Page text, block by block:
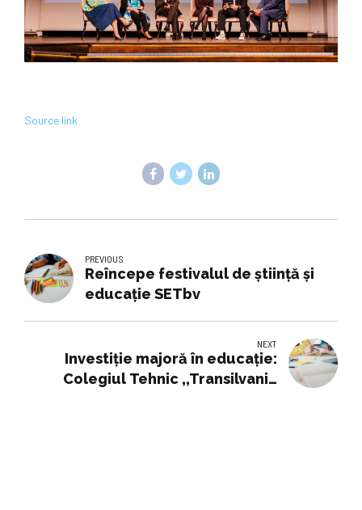
Source link
PREVIOUS
Reîncepe festivalul de ştiinţă şi
educaţie SETbv
NEXT
Investiție majoră în educație:
Colegiul Tehnic ,,Transilvania